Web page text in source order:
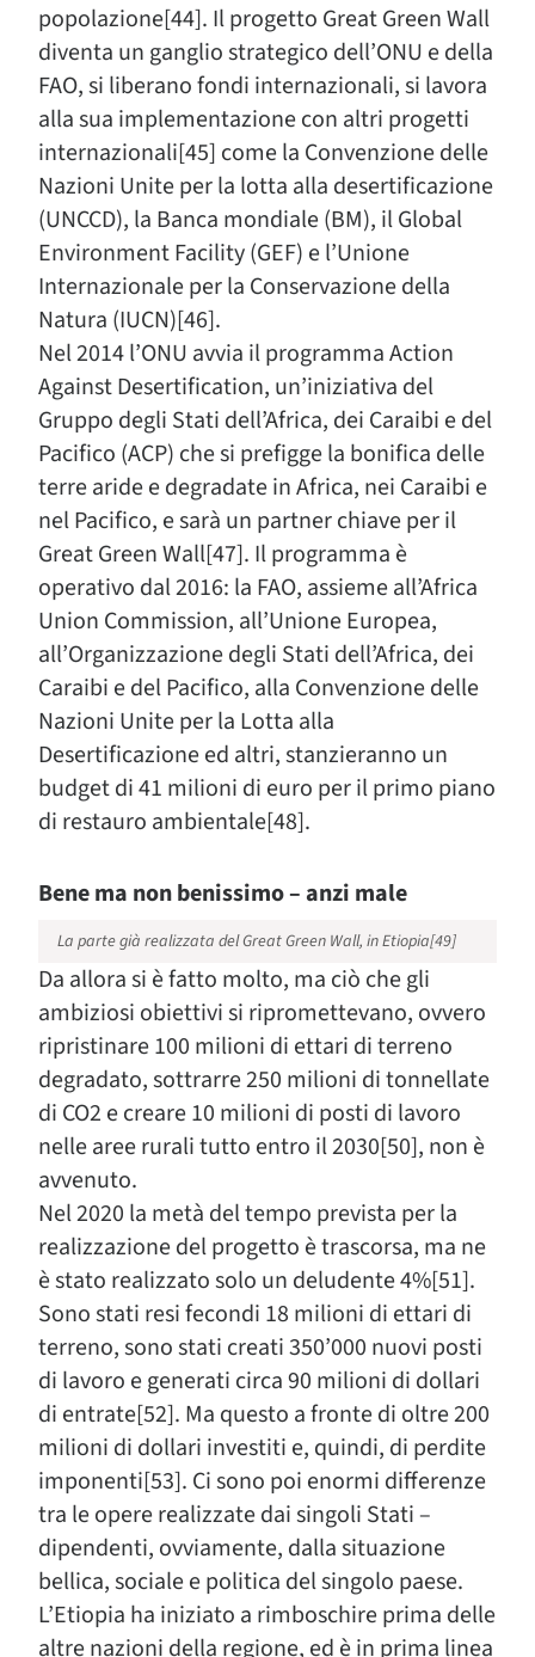
popolazione[44]. Il progetto Great Green Wall
diventa un ganglio strategico dell’ONU e della
FAO, si liberano fondi internazionali, si lavora
alla sua implementazione con altri progetti
internazionali[45] come la Convenzione delle
Nazioni Unite per la lotta alla desertificazione
(UNCCD), la Banca mondiale (BM), il Global
Environment Facility (GEF) e l’Unione
Internazionale per la Conservazione della
Natura (IUCN)[46].
Nel 2014 l’ONU avvia il programma Action
Against Desertification, un’iniziativa del
Gruppo degli Stati dell’Africa, dei Caraibi e del
Pacifico (ACP) che si prefigge la bonifica delle
terre aride e degradate in Africa, nei Caraibi e
nel Pacifico, e sarà un partner chiave per il
Great Green Wall[47]. Il programma è
operativo dal 2016: la FAO, assieme all’Africa
Union Commission, all’Unione Europea,
all’Organizzazione degli Stati dell’Africa, dei
Caraibi e del Pacifico, alla Convenzione delle
Nazioni Unite per la Lotta alla
Desertificazione ed altri, stanzieranno un
budget di 41 milioni di euro per il primo piano
di restauro ambientale[48].
Bene ma non benissimo – anzi male
La parte già realizzata del Great Green Wall, in Etiopia[49]
Da allora si è fatto molto, ma ciò che gli
ambiziosi obiettivi si ripromettevano, ovvero
ripristinare 100 milioni di ettari di terreno
degradato, sottrarre 250 milioni di tonnellate
di CO2 e creare 10 milioni di posti di lavoro
nelle aree rurali tutto entro il 2030[50], non è
avvenuto.
Nel 2020 la metà del tempo prevista per la
realizzazione del progetto è trascorsa, ma ne
è stato realizzato solo un deludente 4%[51].
Sono stati resi fecondi 18 milioni di ettari di
terreno, sono stati creati 350’000 nuovi posti
di lavoro e generati circa 90 milioni di dollari
di entrate[52]. Ma questo a fronte di oltre 200
milioni di dollari investiti e, quindi, di perdite
imponenti[53]. Ci sono poi enormi differenze
tra le opere realizzate dai singoli Stati –
dipendenti, ovviamente, dalla situazione
bellica, sociale e politica del singolo paese.
L’Etiopia ha iniziato a rimboschire prima delle
altre nazioni della regione, ed è in prima linea